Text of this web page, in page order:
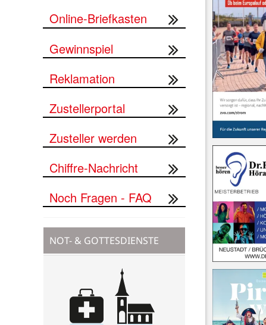
Online-Briefkasten
Gewinnspiel
Reklamation
Zustellerportal
Zusteller werden
Chiffre-Nachricht
Noch Fragen - FAQ
NOT- & GOTTESDIENSTE